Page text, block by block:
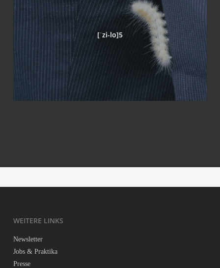
[ˈzi-lo]5
WEI­TE­RE LINKS
News­let­ter
Jobs & Praktika
Pres­se